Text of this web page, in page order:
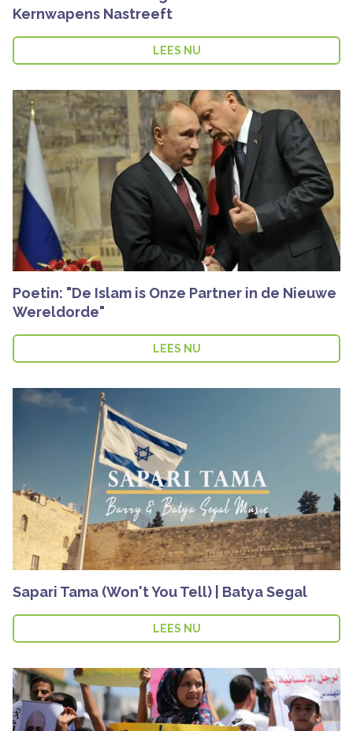
Kernwapens Nastreeft
LEES NU
Poetin: "De Islam is Onze Partner in de Nieuwe
Wereldorde"
LEES NU
Sapari Tama (Won't You Tell) | Batya Segal
LEES NU